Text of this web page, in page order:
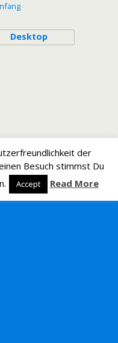
Desktop
der
Besuch stimmst Du
Accept Read More